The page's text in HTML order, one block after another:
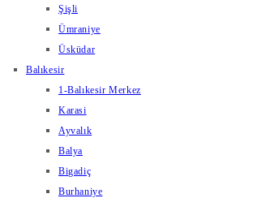
Şişli
Ümraniye
Üsküdar
Balıkesir
1-Balıkesir Merkez
Karasi
Ayvalık
Balya
Bigadiç
Burhaniye